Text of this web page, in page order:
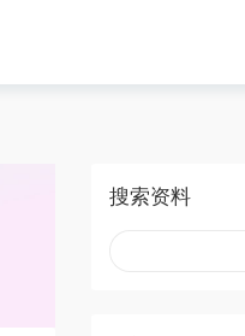
搜索资料